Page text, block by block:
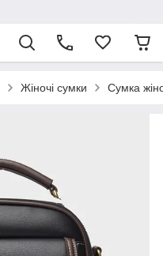
Жіночі сумки Сумка